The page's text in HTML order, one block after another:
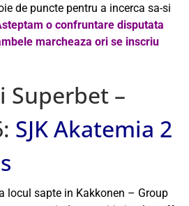
de puncte pentru a incerca sa-si
o confruntare disputata
marcheaza ori se inscriu
Superbet –
SJK Akatemia 2
locul sapte in Kakkonen – Group